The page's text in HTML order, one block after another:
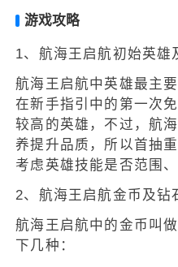
游戏攻略
1、航海王启航初始英雄
航海王启航中英雄最主
在新手指引中的第一次
较高的英雄，不过，航
养提升品质，所以首抽
考虑英雄技能是否范围
2、航海王启航金币及钻
航海王启航中的金币叫
下几种：